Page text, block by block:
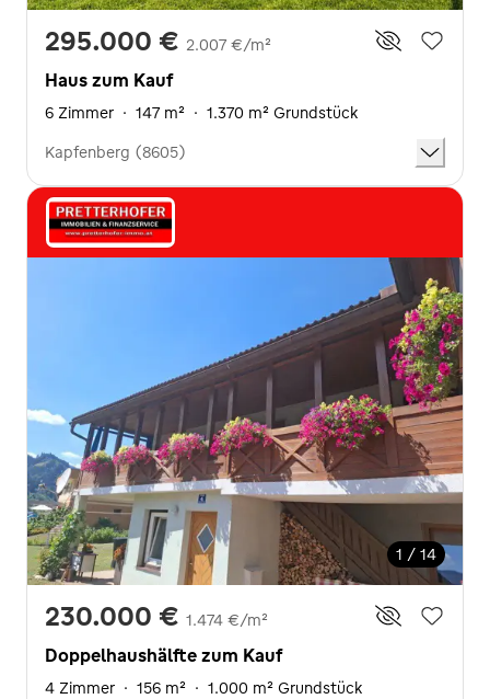
295.000 € 2.007 €/m²
Haus zum Kauf
6 Zimmer · 147 m² · 1.370 m² Grundstück
Kapfenberg (8605)
1 / 14
230.000 € 1.474 €/m²
Doppelhaushälfte zum Kauf
4 Zimmer · 156 m² · 1.000 m² Grundstück